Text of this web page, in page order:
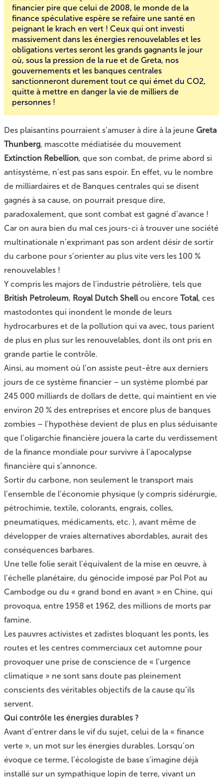
financier pire que celui de 2008, le monde de la
finance spéculative espère se refaire une santé en
peignant le krach en vert ! Ceux qui ont investi
massivement dans les énergies renouvelables et les
obligations vertes seront les grands gagnants le jour
où, sous la pression de la rue et de Greta, nos
gouvernements et les banques centrales
sanctionneront durement tout ce qui émet du CO2,
quitte à mettre en danger la vie de milliers de
personnes !
Des plaisantins pourraient s’amuser à dire à la jeune Greta
Thunberg, mascotte médiatisée du mouvement
Extinction Rebellion, que son combat, de prime abord si
antisystème, n’est pas sans espoir. En effet, vu le nombre
de milliardaires et de Banques centrales qui se disent
gagnés à sa cause, on pourrait presque dire,
paradoxalement, que sont combat est gagné d’avance !
Car on aura bien du mal ces jours-ci à trouver une société
multinationale n’exprimant pas son ardent désir de sortir
du carbone pour s’orienter au plus vite vers les 100 %
renouvelables !
Y compris les majors de l’industrie pétrolière, tels que
British Petroleum, Royal Dutch Shellou encore Total, ces
mastodontes qui inondent le monde de leurs
hydrocarbures et de la pollution qui va avec, tous parient
de plus en plus sur les renouvelables, dont ils ont pris en
grande partie le contrôle.
Ainsi, au moment où l’on assiste peut-être aux derniers
jours de ce système financier – un système plombé par
245 000 milliards de dollars de dette, qui maintient en vie
environ 20 % des entreprises et encore plus de banques
zombies – l’hypothèse devient de plus en plus séduisante
que l’oligarchie financière jouera la carte du verdissement
de la finance mondiale pour survivre à l’apocalypse
financière qui s’annonce.
Sortir du carbone, non seulement le transport mais
l’ensemble de l’économie physique (y compris sidérurgie,
pétrochimie, textile, colorants, engrais, colles,
pneumatiques, médicaments, etc. ), avant même de
développer de vraies alternatives abordables, aurait des
conséquences barbares.
Une telle folie serait l’équivalent de la mise en œuvre, à
l’échelle planétaire, du génocide imposé par Pol Pot au
Cambodge ou du « grand bond en avant » en Chine, qui
provoqua, entre 1958 et 1962, des millions de morts par
famine.
Les pauvres activistes et zadistes bloquant les ponts, les
routes et les centres commerciaux cet automne pour
provoquer une prise de conscience de « l’urgence
climatique » ne sont sans doute pas pleinement
conscients des véritables objectifs de la cause qu’ils
servent.
Qui contrôle les énergies durables ?
Avant d’entrer dans le vif du sujet, celui de la « finance
verte », un mot sur les énergies durables. Lorsqu’on
évoque ce terme, l’écologiste de base s’imagine déjà
installé sur un sympathique lopin de terre, vivant un